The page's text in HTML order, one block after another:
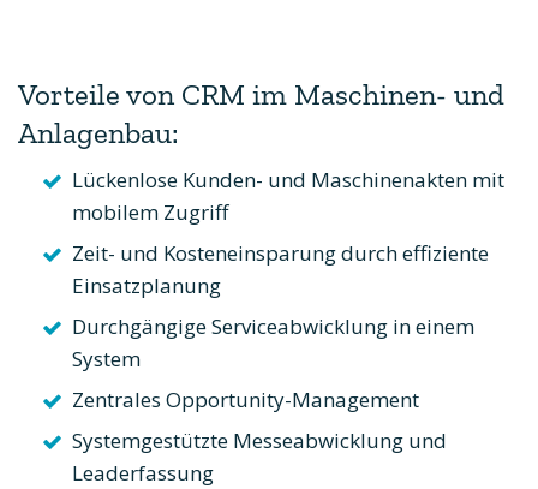
Vorteile von CRM im Maschinen- und
Anlagenbau:
Lückenlose Kunden- und Maschinenakten mit
mobilem Zugriff
Zeit- und Kosteneinsparung durch effiziente
Einsatzplanung
Durchgängige Serviceabwicklung in einem
System
Zentrales Opportunity-Management
Systemgestützte Messeabwicklung und
Leaderfassung